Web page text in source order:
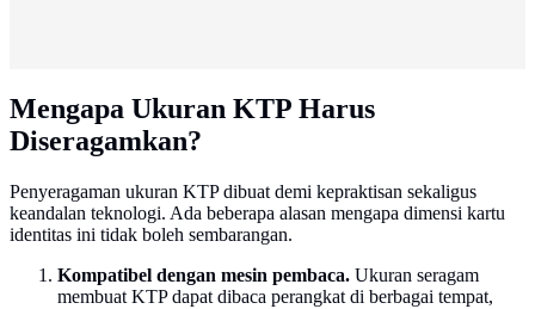
Mengapa Ukuran KTP Harus
Diseragamkan?
Penyeragaman ukuran KTP dibuat demi kepraktisan sekaligus
keandalan teknologi. Ada beberapa alasan mengapa dimensi kartu
identitas ini tidak boleh sembarangan.
Kompatibel dengan mesin pembaca. Ukuran seragam
membuat KTP dapat dibaca perangkat di berbagai tempat,